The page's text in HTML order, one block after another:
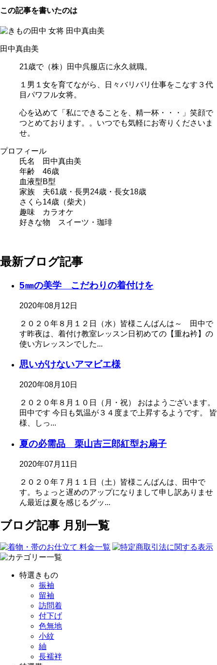
この記事を書いたのは
田中真由美
21歳で（株）田中呉服店に永久就職。
１男１女を育てながら、日々バリバリ仕事をこなす３代
目パワフル女将。
心を込めて「私にできることを、精一杯・・・」笑顔で
つとめております。。いつでも気軽にお寄りくださいま
せ。
プロフィール
氏名 田中真由美
年齢 46歳
血液型B型
家族 夫61歳・長男24歳・長女18歳
さくら14歳（柴犬）
趣味 カラオケ
好きな物 スイーツ・珈琲
最新ブログ記事
5㎜の美学 こだわりの着付けを
2020年08月12日
２０２０年８月１２日（水）皆様こんばんは～ 田中で
す昨夜は、着付け教室レッスン日初めての【重ね衿】の
使い方レッスンでした...
思いがけないアマビエ様
2020年08月10日
２０２０年８月１０日（月・祝） おはようございます。
田中です 今日も気温が３４度まで上昇するようです。 皆
様、しっ...
夏の必需品 栗山吉三郎紅型お扇子
2020年07月11日
２０２０年７月１１日（土）皆様こんばんは、田中で
す。ちょっと遅めのアップになりまして申し訳ありませ
ん最近は夏を感じるグッ...
ブログ記事 月別一覧
特選きもの
振袖
留袖
訪問着
付下げ
色無地
小紋
紬
長襦袢